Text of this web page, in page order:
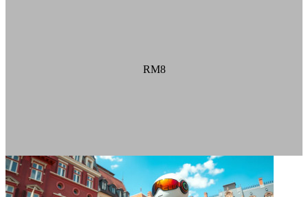
RM8